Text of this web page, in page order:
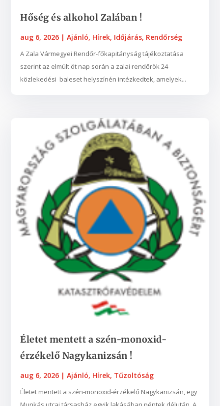
Hőség és alkohol Zalában !
aug 6, 2026 |Ajánló, Hírek, Időjárás, Rendőrség
A Zala Vármegyei Rendőr-főkapitányság tájékoztatása
szerint az elmúlt öt nap során a zalai rendőrök 24
közlekedési baleset helyszínén intézkedtek, amelyek...
Életet mentett a szén-monoxid-
érzékelő Nagykanizsán !
aug 6, 2026 |Ajánló, Hírek, Tűzoltóság
Életet mentett a szén-monoxid-érzékelő Nagykanizsán, egy